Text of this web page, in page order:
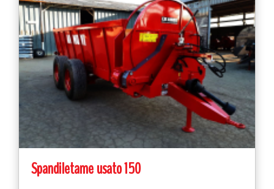
Spandiletame usato 150